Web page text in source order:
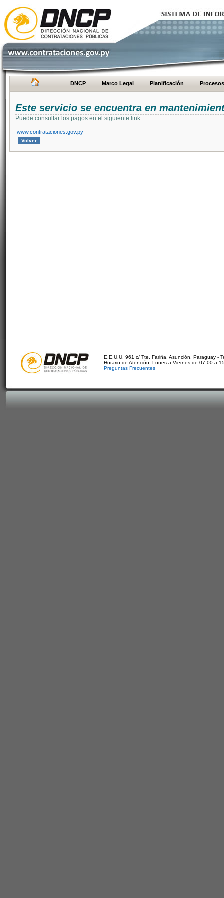
DNCP Marco Legal Planificación Procesos
Este servicio se encuentra en
Puede consultar los pagos en el siguiente link.
www.contrataciones.gov.py
E.E.U.U. 961 c/ Tte. Fariña. Asunción, Paraguay -
Horario de Atención: Lunes a Viernes de 07:00 a
Preguntas Frecuentes